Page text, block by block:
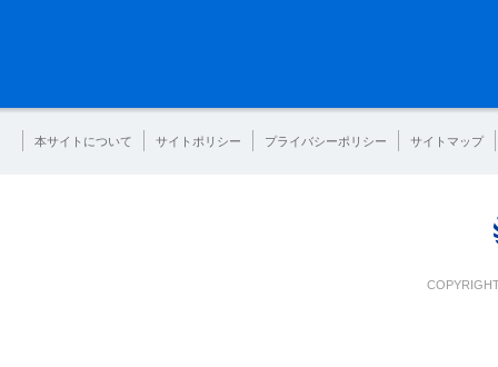
本サイトについて サイトポリシー プライバシーポリシー サイトマップ